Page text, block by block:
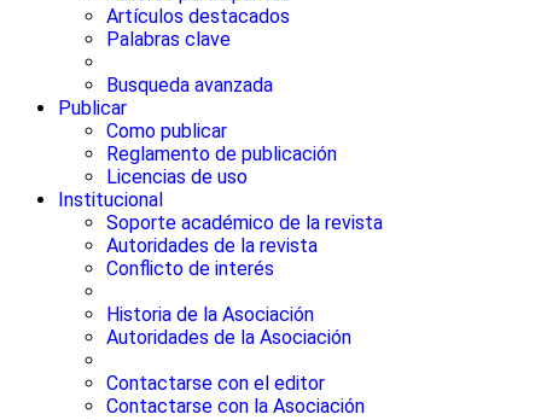
Artículos destacados
Palabras clave
Busqueda avanzada
Publicar
Como publicar
Reglamento de publicación
Licencias de uso
Institucional
Soporte académico de la revista
Autoridades de la revista
Conflicto de interés
Historia de la Asociación
Autoridades de la Asociación
Contactarse con el editor
Contactarse con la Asociación